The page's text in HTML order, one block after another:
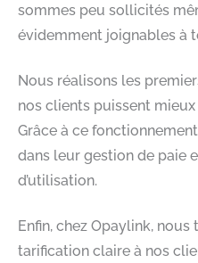
sommes peu sollicités
évidemment joignables à
Nous réalisons les
nos clients puissent
Grâce à ce
dans leur gestion de paie
d’utilisation.
Enfin, chez Opaylink,
tarification claire à nos